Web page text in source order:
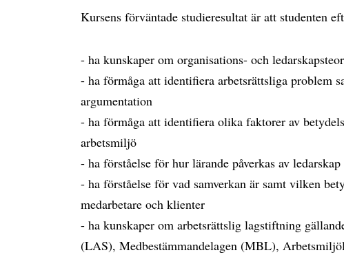
Kursens förväntade studieresultat är att studenten
- ha kunskaper om organisations- och
- ha förmåga att identifiera arbetsrättsliga problem
argumentation
- ha förmåga att identifiera olika faktorer av
arbetsmiljö
- ha förståelse för hur lärande påverkas av
- ha förståelse för vad samverkan är samt vilken
medarbetare och klienter
- ha kunskaper om arbetsrättslig lagstiftning
(LAS), Medbestämmandelagen (MBL),